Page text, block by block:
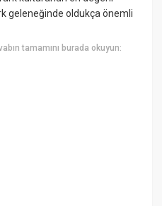
geleneğinde oldukça önemli
tamamını burada okuyun: